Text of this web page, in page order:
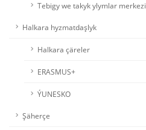
Tebigy we takyk ylymlar merkezi
Halkara hyzmatdaşlyk
Halkara çäreler
ERASMUS+
ÝUNESKO
Şäherçe